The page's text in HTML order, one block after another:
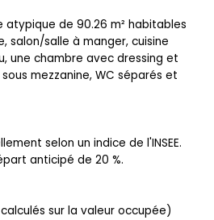
de 90.26 m² habitables
salon/salle à manger, cuisine
une chambre avec dressing et
mezzanine, WC séparés et
selon un indice de l'INSEE.
anticipé de 20 %.
sur la valeur occupée)